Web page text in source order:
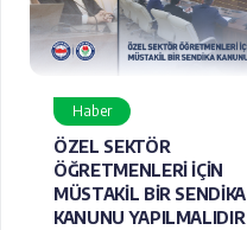
Haber
ÖZEL SEKTÖR
ÖĞRETMENLERİ İÇİN
MÜSTAKİL BİR SENDİKA
KANUNU YAPILMALIDIR